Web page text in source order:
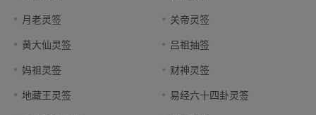
月老灵签 关帝灵签
黄大仙灵签 吕祖抽签
妈祖灵签 财神灵签
地藏王灵签 易经六十四卦灵签